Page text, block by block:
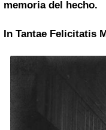
memoria del hecho.
In Tantae Felicitatis